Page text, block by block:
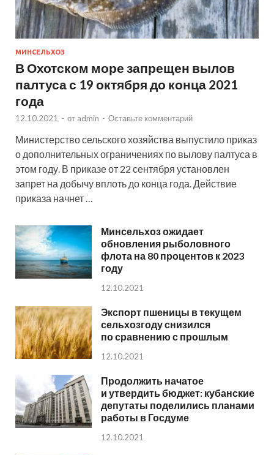
МИНСЕЛЬХОЗ
В Охотском море запрещен вылов
палтуса с 19 октября до конца 2021
года
12.10.2021 - от admin - Оставьте комментарий
Министерство сельского хозяйства выпустило приказ
о дополнительных ограничениях по вылову палтуса в
этом году. В приказе от 22 сентября установлен
запрет на добычу вплоть до конца года. Действие
приказа начнет …
Минсельхоз ожидает
обновления рыболовного
флота на 80 процентов к 2023
году
12.10.2021
Экспорт пшеницы в текущем
сельхозгоду снизился
по сравнению с прошлым
12.10.2021
Продолжить начатое
и утвердить бюджет: кубанские
депутаты поделились планами
работы в Госдуме
12.10.2021